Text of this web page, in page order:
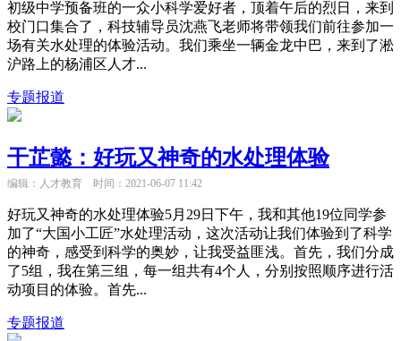
初级中学预备班的一众小科学爱好者，顶着午后的烈日，来到
校门口集合了，科技辅导员沈燕飞老师将带领我们前往参加一
场有关水处理的体验活动。我们乘坐一辆金龙中巴，来到了淞
沪路上的杨浦区人才...
专题报道
干芷懿：好玩又神奇的水处理体验
编辑：人才教育 时间：2021-06-07 11:42
好玩又神奇的水处理体验5月29日下午，我和其他19位同学参
加了“大国小工匠”水处理活动，这次活动让我们体验到了科学
的神奇，感受到科学的奥妙，让我受益匪浅。首先，我们分成
了5组，我在第三组，每一组共有4个人，分别按照顺序进行活
动项目的体验。首先...
专题报道